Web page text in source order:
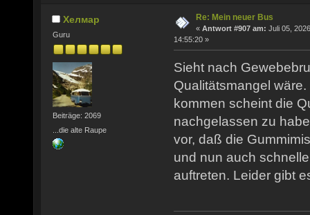
Хелмар
Guru
Beiträge: 2069
...die alte Raupe
Re: Mein neuer Bus
« Antwort #907 am: Juli 05,
14:55:20 »
Sieht nach
Qualitätsmangel
kommen scheint die
nachgelassen zu
vor, daß die
und nun auch
auftreten. Leider gibt